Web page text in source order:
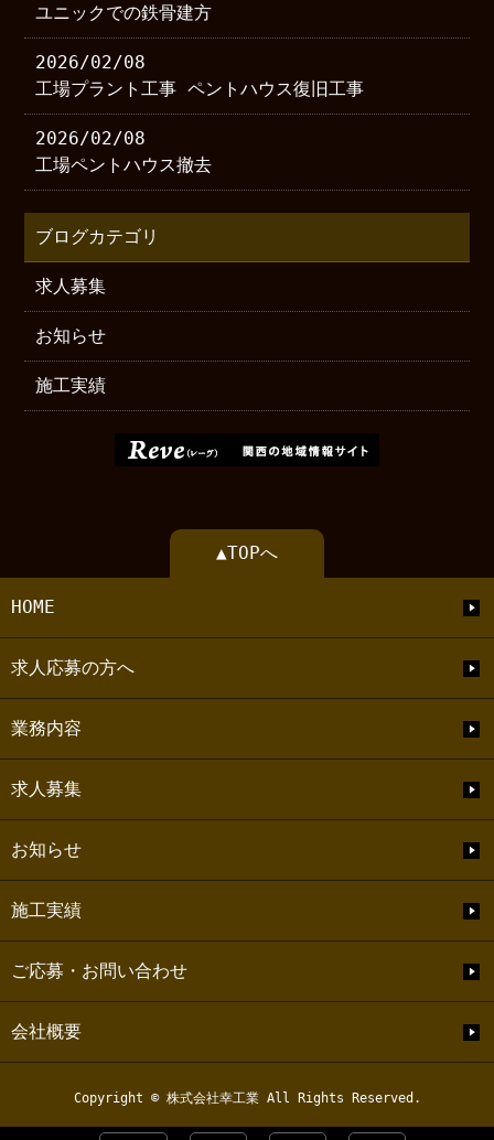
ユニックでの鉄骨建方
2026/02/08
工場プラント工事 ペントハウス復旧工事
2026/02/08
工場ペントハウス撤去
ブログカテゴリ
求人募集
お知らせ
施工実績
▲TOPへ
HOME
求人応募の方へ
業務内容
求人募集
お知らせ
施工実績
ご応募・お問い合わせ
会社概要
Copyright © 株式会社幸工業 All Rights Reserved.